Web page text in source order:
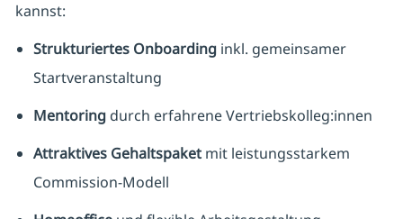
kannst:
Strukturiertes Onboarding inkl. gemeinsamer
Startveranstaltung
Mentoring durch erfahrene Vertriebskolleg:innen
Attraktives Gehaltspaket mit leistungsstarkem
Commission-Modell